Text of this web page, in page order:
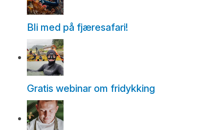
Bli med på fjæresafari!
Gratis webinar om fridykking